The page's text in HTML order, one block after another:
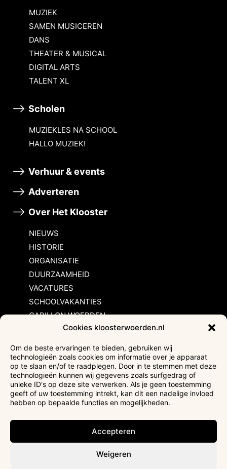
Cookies kloosterwoerden.nl
Om de beste ervaringen te bieden, gebruiken wij
technologieën zoals cookies om informatie over je apparaat
op te slaan en/of te raadplegen. Door in te stemmen met deze
technologieën kunnen wij gegevens zoals surfgedrag of
unieke ID's op deze site verwerken. Als je geen toestemming
geeft of uw toestemming intrekt, kan dit een nadelige invloed
hebben op bepaalde functies en mogelijkheden.
Accepteren
Weigeren
MUZIEK
SAMEN MUSICEREN
DANS
THEATER & MUSICAL
DIGITAL ARTS
TALENT XL
Scholen
MUZIEKLES NA SCHOOL
HALLO MUZIEK!
Verhuur & events
Adverteren
Over Het Klooster
NIEUWS
HISTORIE
ORGANISATIE
DUURZAAMHEID
VACATURES
SCHOOLVAKANTIES
CARILLON WOERDEN
Inschrijvingsvoorwaarden
Bezoekersvoorwaarden
Huurvoorwaarden
Privacyverklaring
Ticketverkoop